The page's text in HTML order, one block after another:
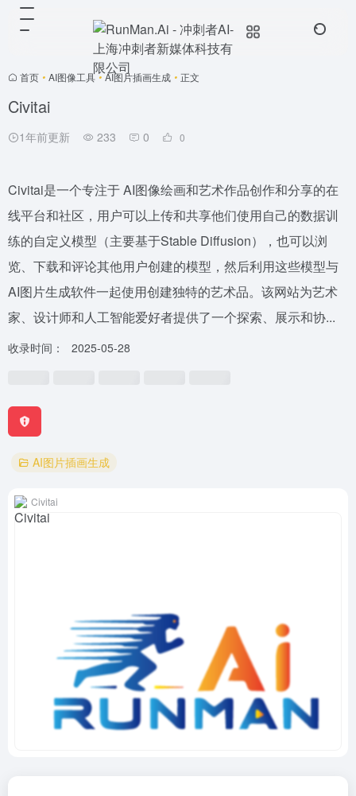
首页 • AI图像工具 • AI图片插画生成 • 正文
Civitai
1年前更新 233 0 0
Civitai是一个专注于 AI图像绘画和艺术作品创作和分享的在
线平台和社区，用户可以上传和共享他们使用自己的数据训
练的自定义模型（主要基于Stable Diffusion），也可以浏
览、下载和评论其他用户创建的模型，然后利用这些模型与
AI图片生成软件一起使用创建独特的艺术品。该网站为艺术
家、设计师和人工智能爱好者提供了一个探索、展示和协...
收录时间： 2025-05-28
AI图片插画生成
Civitai